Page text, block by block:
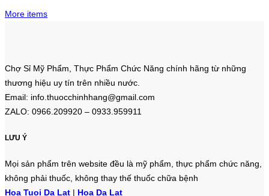
More items
Chợ Sỉ Mỹ Phẩm, Thực Phẩm Chức Năng chính hãng từ những
thương hiệu uy tín trên nhiều nước.
Email: info.thuocchinhhang@gmail.com
ZALO: 0966.209920 – 0933.959911
LƯU Ý
Mọi sản phẩm trên website đều là mỹ phẩm, thực phẩm chức năng,
không phải thuốc, không thay thế thuốc chữa bệnh
Hoa Tuoi Da Lat | Hoa Da Lat